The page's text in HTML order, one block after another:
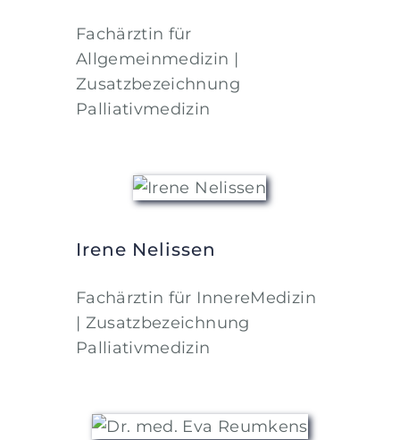
Fachärztin für
Allgemeinmedizin |
Zusatzbezeichnung
Palliativmedizin
Irene Nelissen
Fachärztin für InnereMedizin
| Zusatzbezeichnung
Palliativmedizin